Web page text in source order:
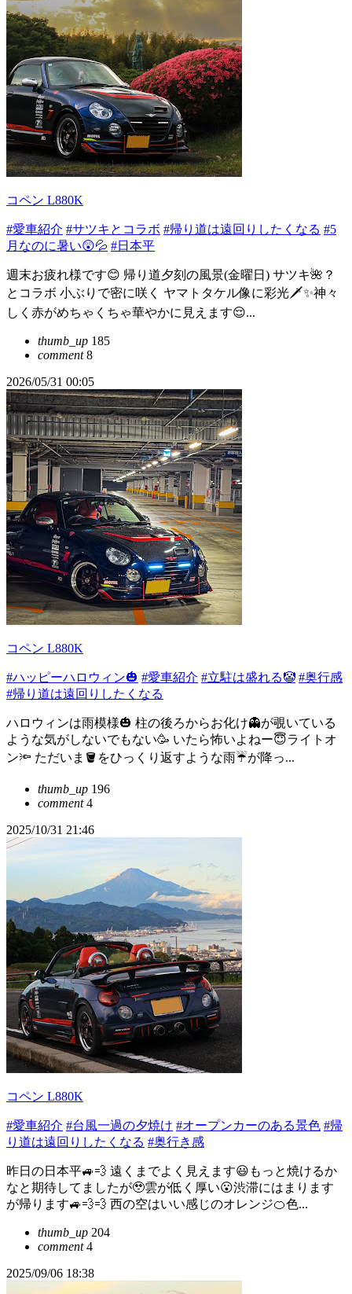
コペン L880K
#愛車紹介 #サツキとコラボ #帰り道は遠回りしたくなる #5
月なのに暑い😲💦 #日本平
週末お疲れ様です😊 帰り道夕刻の風景(金曜日) サツキ🌺？
とコラボ 小ぶりで密に咲く ヤマトタケル像に彩光🗡️✨神々
しく赤がめちゃくちゃ華やかに見えます😌...
thumb_up 185
comment8
2026/05/31 00:05
コペン L880K
#ハッピーハロウィン🎃 #愛車紹介 #立駐は盛れる🤡 #奥行感
#帰り道は遠回りしたくなる
ハロウィンは雨模様🎃 柱の後ろからお化け👻が覗いている
ような気がしないでもない🥳 いたら怖いよねー😇ライトオ
ン🔦 ただいま🪣をひっくり返すような雨☔が降っ...
thumb_up 196
comment4
2025/10/31 21:46
コペン L880K
#愛車紹介 #台風一過の夕焼け #オープンカーのある景色 #帰
り道は遠回りしたくなる #奥行き感
昨日の日本平🚙💨 遠くまでよく見えます😃もっと焼けるか
なと期待してましたが🥹雲が低く厚い😮渋滞にはまります
が帰ります🚙💨💨 西の空はいい感じのオレンジ🍊色...
thumb_up 204
comment4
2025/09/06 18:38